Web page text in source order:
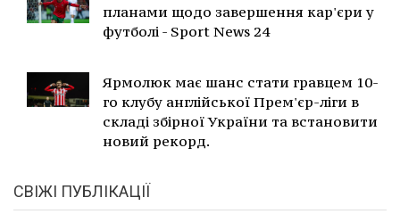
планами щодо завершення кар'єри у
футболі - Sport News 24
Ярмолюк має шанс стати гравцем 10-
го клубу англійської Прем'єр-ліги в
складі збірної України та встановити
новий рекорд.
СВІЖІ ПУБЛІКАЦІЇ